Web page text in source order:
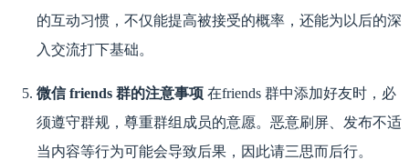
的互动习惯，不仅能提高被接受的概率，还能为以后的深
入交流打下基础。
微信 friends 群的注意事项 在friends 群中添加好友时，必
须遵守群规，尊重群组成员的意愿。恶意刷屏、发布不适
当内容等行为可能会导致后果，因此请三思而后行。